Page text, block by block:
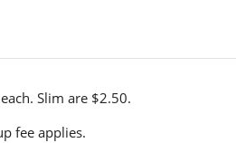
Slim are $2.50.
fee applies.